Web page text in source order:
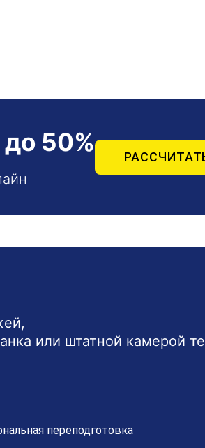
50%
или штатной камерой
переподготовка